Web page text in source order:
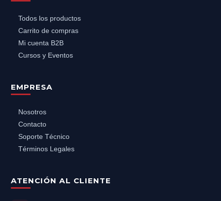
Todos los productos
Carrito de compras
Mi cuenta B2B
Cursos y Eventos
EMPRESA
Nosotros
Contacto
Soporte Técnico
Términos Legales
ATENCIÓN AL CLIENTE